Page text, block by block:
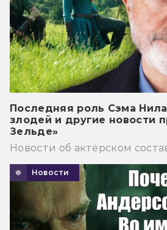
Последняя роль Сэма
злодей и другие новости
Зельде»
Новости об актёрском
Новости